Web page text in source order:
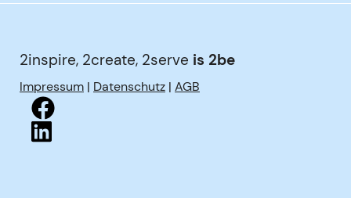
2inspire, 2create, 2serve is 2be
Impressum | Datenschutz | AGB